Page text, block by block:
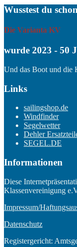
Wusstest du
Die Varianta KV
wurde 2023 - 50
Und das Boot und die
Links
sailingshop.de
Windfinder
Segelwetter
Dehler
SEGEL.DE
Informationen
Diese
Klassenvereinigung
Impressum/
Datenschutz
Registergericht: